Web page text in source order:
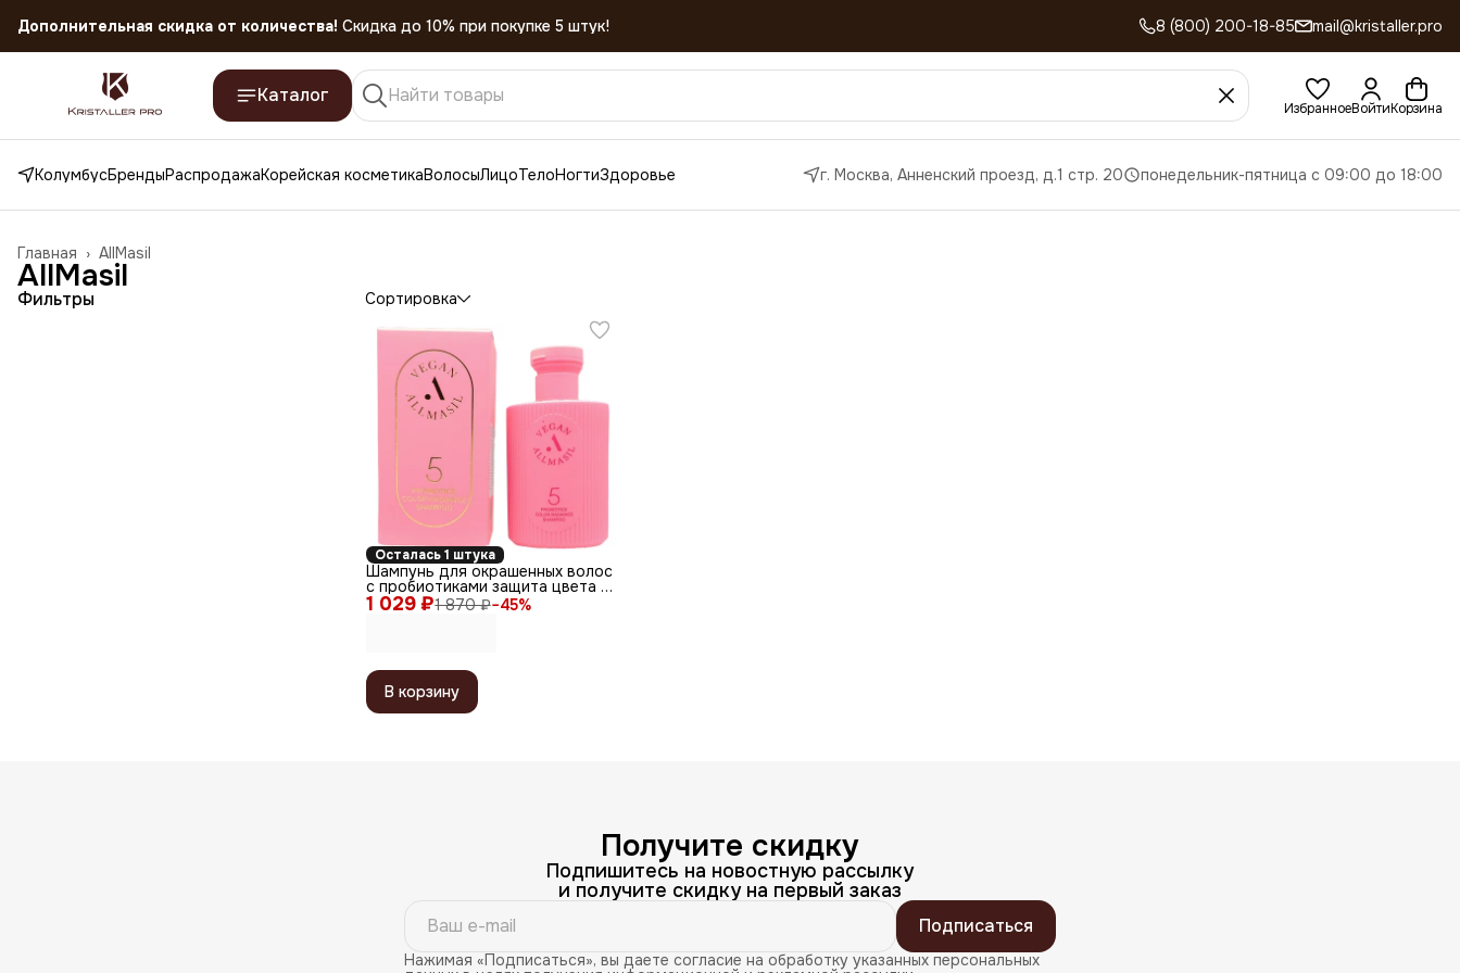
Дополнительная скидка от количества! Скидка до 10% при покупке 5 штук!
Скидка 45% на все товары до 31.07.2026
8 (800) 200-18-85 mail@kristaller.pro
Каталог
ИзбранноеВойтиКорзина
КолумбусБрендыРаспродажаКорейская косметикаВолосыЛицоТелоНогтиЗдоровье г. Москва, Анненский проезд, д.1 стр. 20 понедельник-пятница с 09:00 до 18:00
AllMasil
Главная ›
AllMasil
Фильтры Сортировка
Осталась 1 штука
1 029 ₽1 870 ₽−45%
Шампунь для окрашенных волос
с пробиотиками защита цвета /
Vegan 5 Probiotics Color
Radiance Shampoo, 150 мл
В корзину
Получите скидку
Подпишитесь на новостную рассылку
и получите скидку на первый заказ
Подписаться
Нажимая «Подписаться», вы даете согласие на обработку указанных персональных